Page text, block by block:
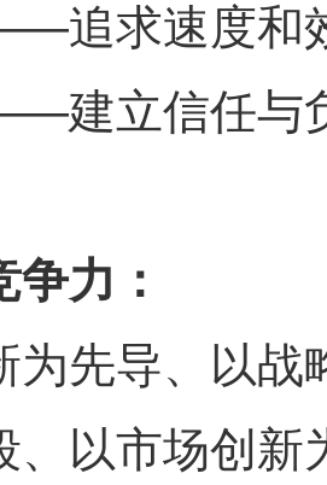
追求速度和
建立信任与
力：
为先导、以
、以市场创新